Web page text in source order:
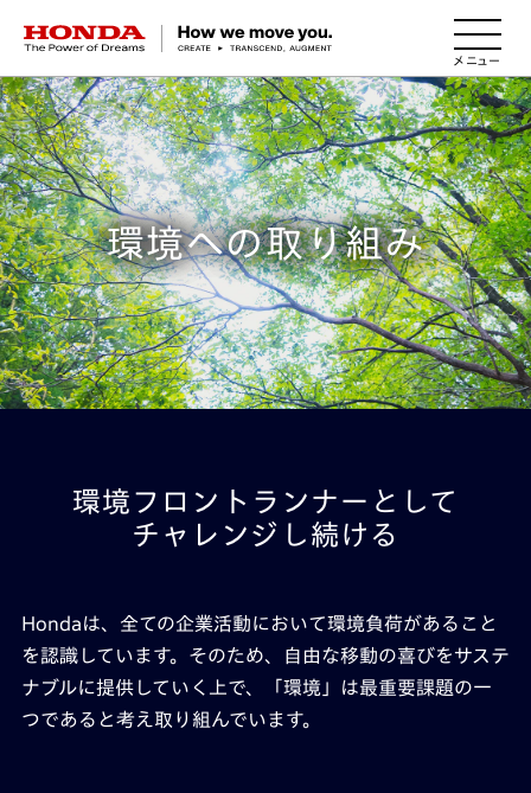
HONDA The Power of Dreams
環境への取り組み
環境フロントランナーとして
チャレンジし続ける
Hondaは、全ての企業活動において環境負荷があること
を認識しています。 そのため、自由な移動の喜びをサステ
ナブルに提供していく上で、
「環境」は最重要課題の一
つであると考え取り組んでいます。